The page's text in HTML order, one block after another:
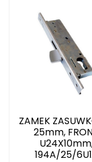
ZAMEK
25mm,
194A/25/